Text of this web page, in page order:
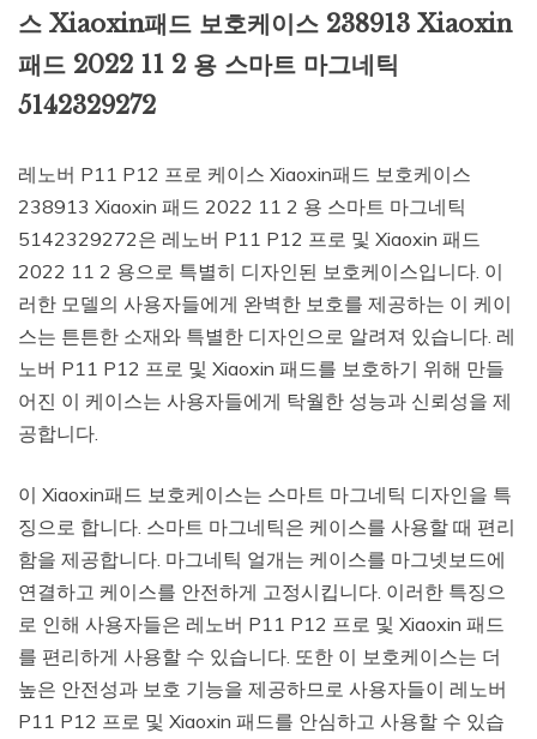
스 Xiaoxin패드 보호케이스 238913 Xiaoxin
패드 2022 11 2 용 스마트 마그네틱
5142329272
레노버 P11 P12 프로 케이스 Xiaoxin패드 보호케이스
238913 Xiaoxin 패드 2022 11 2 용 스마트 마그네틱
5142329272은 레노버 P11 P12 프로 및 Xiaoxin 패드
2022 11 2 용으로 특별히 디자인된 보호케이스입니다. 이
러한 모델의 사용자들에게 완벽한 보호를 제공하는 이 케이
스는 튼튼한 소재와 특별한 디자인으로 알려져 있습니다. 레
노버 P11 P12 프로 및 Xiaoxin 패드를 보호하기 위해 만들
어진 이 케이스는 사용자들에게 탁월한 성능과 신뢰성을 제
공합니다.
이 Xiaoxin패드 보호케이스는 스마트 마그네틱 디자인을 특
징으로 합니다. 스마트 마그네틱은 케이스를 사용할 때 편리
함을 제공합니다. 마그네틱 얼개는 케이스를 마그넷보드에
연결하고 케이스를 안전하게 고정시킵니다. 이러한 특징으
로 인해 사용자들은 레노버 P11 P12 프로 및 Xiaoxin 패드
를 편리하게 사용할 수 있습니다. 또한 이 보호케이스는 더
높은 안전성과 보호 기능을 제공하므로 사용자들이 레노버
P11 P12 프로 및 Xiaoxin 패드를 안심하고 사용할 수 있습